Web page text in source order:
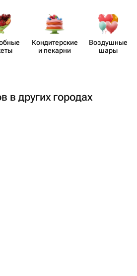
Кондит​ерские
и пекарни
Воздушные
шары
в других городах